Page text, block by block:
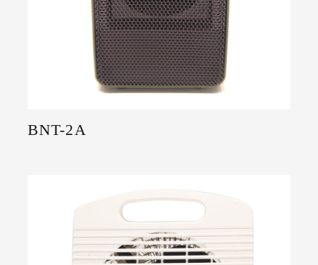
BNT-2A